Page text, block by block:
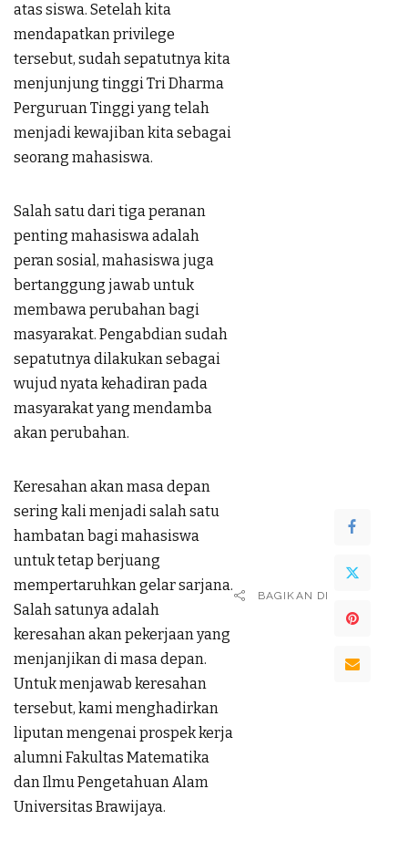
atas siswa. Setelah kita
mendapatkan privilege
tersebut, sudah sepatutnya kita
menjunjung tinggi Tri Dharma
Perguruan Tinggi yang telah
menjadi kewajiban kita sebagai
seorang mahasiswa.
Salah satu dari tiga peranan
penting mahasiswa adalah
peran sosial, mahasiswa juga
bertanggung jawab untuk
membawa perubahan bagi
masyarakat. Pengabdian sudah
sepatutnya dilakukan sebagai
wujud nyata kehadiran pada
masyarakat yang mendamba
akan perubahan.
Keresahan akan masa depan
sering kali menjadi salah satu
hambatan bagi mahasiswa
untuk tetap berjuang
mempertaruhkan gelar sarjana.
Salah satunya adalah
keresahan akan pekerjaan yang
menjanjikan di masa depan.
Untuk menjawab keresahan
tersebut, kami menghadirkan
liputan mengenai prospek kerja
alumni Fakultas Matematika
dan Ilmu Pengetahuan Alam
Universitas Brawijaya.
BAGIKAN DI